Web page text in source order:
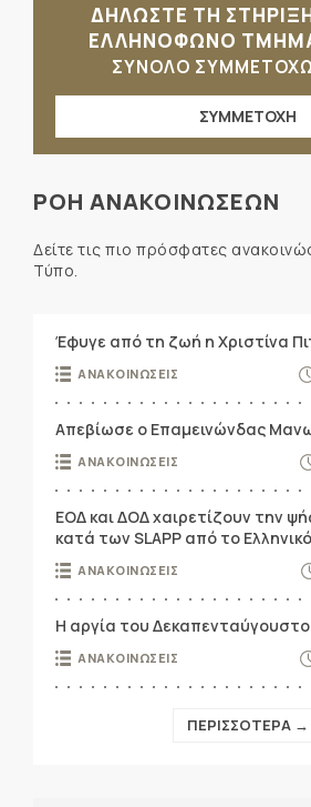
ΔΗΛΩΣΤΕ ΤΗ
ΕΛΛΗΝΟΦΩΝΟ
ΣΥΝΟΛΟ
ΣΥΜΜΕΤΟΧΗ
ΡΟΗ ΑΝΑΚΟΙΝΩΣΕΩΝ
Δείτε τις πιο πρόσφατες
Τύπο.
Έφυγε από τη ζωή η Χριστίνα
ΑΝΑΚΟΙΝΩΣΕΙΣ
Απεβίωσε ο Επαμεινώνδας
ΑΝΑΚΟΙΝΩΣΕΙΣ
ΕΟΔ και ΔΟΔ χαιρετίζουν την
κατά των SLAPP από το
ΑΝΑΚΟΙΝΩΣΕΙΣ
Η αργία του
ΑΝΑΚΟΙΝΩΣΕΙΣ
ΠΕΡΙΣΣΟΤΕΡΑ →